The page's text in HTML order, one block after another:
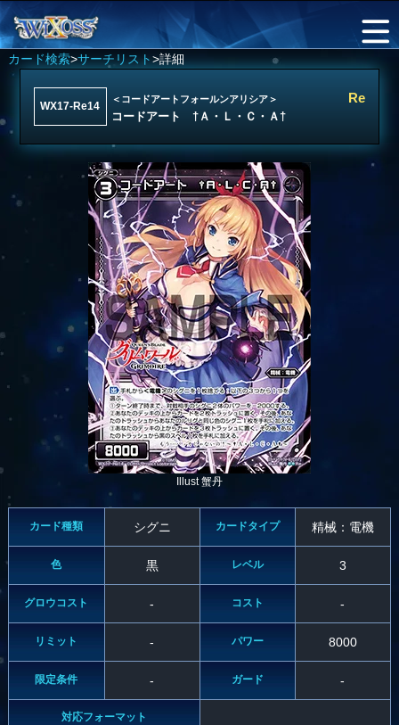
カード検索>サーチリスト>詳細
WX17-Re14
＜コードアートフォールンアリシア＞
コードアート †Ａ・Ｌ・Ｃ・Ａ†
Re
Illust 蟹丹
カード種類 シグニ カードタイプ 精械：電機
色 黒 レベル 3
グロウコスト - コスト -
リミット - パワー 8000
限定条件 - ガード -
対応フォーマット